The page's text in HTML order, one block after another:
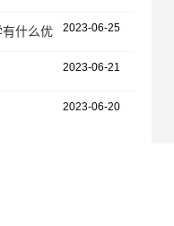
什么优势？2023-06-25
2023-06-21
2023-06-20